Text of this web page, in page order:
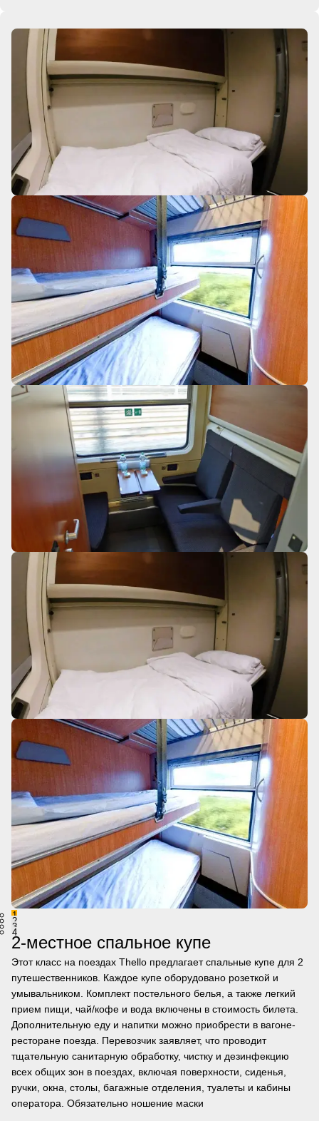
1
2
3
4
2-местное спальное купе
Этот класс на поездах Thello предлагает спальные купе для 2
путешественников. Каждое купе оборудовано розеткой и
умывальником. Комплект постельного белья, а также легкий
прием пищи, чай/кофе и вода включены в стоимость билета.
Дополнительную еду и напитки можно приобрести в вагоне-
ресторане поезда. Перевозчик заявляет, что проводит
тщательную санитарную обработку, чистку и дезинфекцию
всех общих зон в поездах, включая поверхности, сиденья,
ручки, окна, столы, багажные отделения, туалеты и кабины
оператора. Обязательно ношение маски